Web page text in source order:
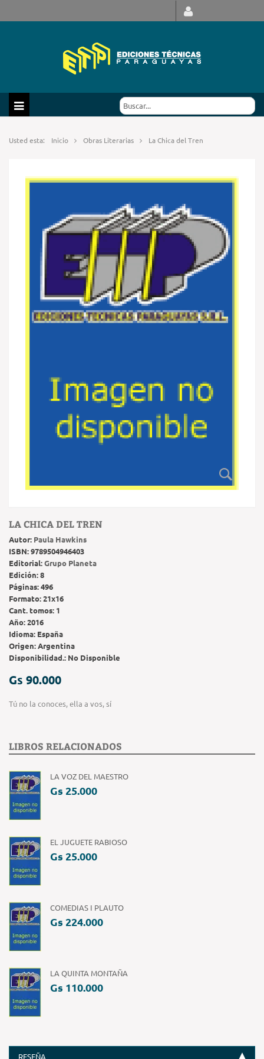
Usted esta: Inicio Obras Literarias La Chica del Tren
LA CHICA DEL TREN
Autor: Paula Hawkins
ISBN:9789504946403
Editorial:Grupo Planeta
Edición:8
Páginas:496
Formato:21x16
Cant. tomos: 1
Año:2016
Idioma: España
Origen:Argentina
Disponibilidad.: No Disponible
Gs 90.000
Tú no la conoces, ella a vos, sí
LIBROS RELACIONADOS
LA VOZ DEL MAESTRO
Gs 25.000
EL JUGUETE RABIOSO
Gs 25.000
COMEDIAS I PLAUTO
Gs 224.000
LA QUINTA MONTAÑA
Gs 110.000
RESEÑA